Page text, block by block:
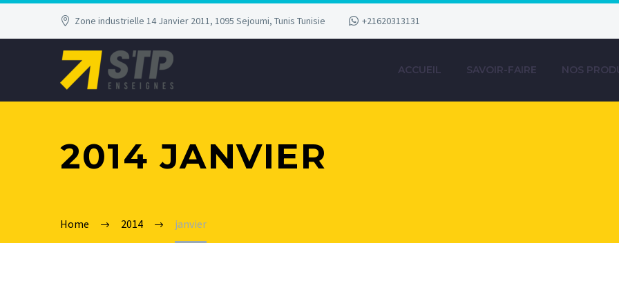
Zone industrielle 14 Janvier 2011, 1095 Sejoumi, Tunis Tunisie +21620313131
ACCUEIL SAVOIR-FAIRE NOS
2014 JANVIER
Home 2014 janvier